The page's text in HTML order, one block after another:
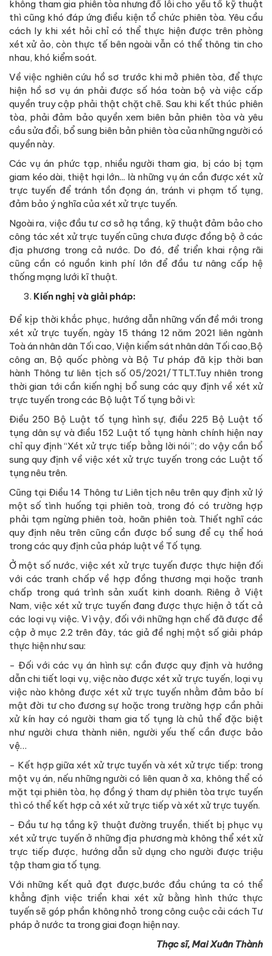
không tham gia phiên tòa nhưng đổ lỗi cho yếu tố kỹ thuật
thì cũng khó đáp ứng điều kiện tổ chức phiên tòa. Yêu cầu
cách ly khi xét hỏi chỉ có thể thực hiện được trên phòng
xét xử ảo, còn thực tế bên ngoài vẫn có thể thông tin cho
nhau, khó kiểm soát.
Về việc nghiên cứu hồ sơ trước khi mở phiên tòa, để thực
hiện hồ sơ vụ án phải được số hóa toàn bộ và việc cấp
quyền truy cập phải thật chặt chẽ. Sau khi kết thúc phiên
tòa, phải đảm bảo quyền xem biên bản phiên tòa và yêu
cầu sửa đổi, bổ sung biên bản phiên tòa của những người có
quyền này.
Các vụ án phức tạp, nhiều người tham gia, bị cáo bị tạm
giam kéo dài, thiệt hại lớn... là những vụ án cần được xét xử
trực tuyến để tránh tồn đọng án, tránh vi phạm tố tụng,
đảm bảo ý nghĩa của xét xử trực tuyến.
Ngoài ra, việc đầu tư cơ sở hạ tầng, kỹ thuật đảm bảo cho
công tác xét xử trực tuyến cũng chưa được đồng bộ ở các
địa phương trong cả nước. Do đó, để triển khai rộng rãi
cũng cần có nguồn kinh phí lớn để đầu tư nâng cấp hệ
thống mạng lưới kĩ thuật.
Kiến nghị và giải pháp:
Để kịp thời khắc phục, hướng dẫn những vấn đề mới trong
xét xử trực tuyến, ngày 15 tháng 12 năm 2021 liên ngành
Toà án nhân dân Tối cao, Viện kiểm sát nhân dân Tối cao,Bộ
công an, Bộ quốc phòng và Bộ Tư pháp đã kịp thời ban
hành Thông tư liên tịch số 05/2021/TTLT.Tuy nhiên trong
thời gian tới cần kiến nghị bổ sung các quy định về xét xử
trực tuyến trong các Bộ luật Tố tụng bởi vì:
Điều 250 Bộ Luật tố tụng hình sự, điều 225 Bộ Luật tố
tụng dân sự và điều 152 Luật tố tụng hành chính hiện nay
chỉ quy định “Xét xử trực tiếp bằng lời nói”; do vậy cần bổ
sung quy định về việc xét xử trực tuyến trong các Luật tố
tụng nêu trên.
Cũng tại Điều 14 Thông tư Liên tịch nêu trên quy định xử lý
một số tình huống tại phiên toà, trong đó có trường hợp
phải tạm ngừng phiên toà, hoãn phiên toà. Thiết nghĩ các
quy định nêu trên cũng cần được bổ sung để cụ thể hoá
trong các quy định của pháp luật về Tố tụng.
Ở một số nước, việc xét xử trực tuyến được thực hiện đối
với các tranh chấp về hợp đồng thương mại hoặc tranh
chấp trong quá trình sản xuất kinh doanh. Riêng ở Việt
Nam, việc xét xử trực tuyến đang được thực hiện ở tất cả
các loại vụ việc. Vì vậy, đối với những hạn chế đã được đề
cập ở mục 2.2 trên đây, tác giả đề nghị một số giải pháp
thực hiện như sau:
- Đối với các vụ án hình sự: cần được quy định và hướng
dẫn chi tiết loại vụ, việc nào được xét xử trực tuyến, loại vụ
việc nào không được xét xử trực tuyến nhằm đảm bảo bí
mật đời tư cho đương sự hoặc trong trường hợp cần phải
xử kín hay có người tham gia tố tụng là chủ thể đặc biệt
như người chưa thành niên, người yếu thế cần được bảo
vệ…
- Kết hợp giữa xét xử trực tuyến và xét xử trực tiếp: trong
một vụ án, nếu những người có liên quan ở xa, không thể có
mặt tại phiên tòa, họ đồng ý tham dự phiên tòa trực tuyến
thì có thể kết hợp cả xét xử trực tiếp và xét xử trực tuyến.
- Đầu tư hạ tầng kỹ thuật đường truyền, thiết bị phục vụ
xét xử trực tuyến ở những địa phương mà không thể xét xử
trực tiếp được, hướng dẫn sử dụng cho người được triệu
tập tham gia tố tụng.
Với những kết quả đạt được,bước đầu chúng ta có thể
khẳng định việc triển khai xét xử bằng hình thức thực
tuyến sẽ góp phần không nhỏ trong công cuộc cải cách Tư
pháp ở nước ta trong giai đoạn hiện nay.
Thạc sĩ, Mai Xuân Thành